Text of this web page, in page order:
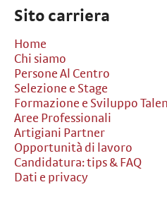
Sito carriera
Home
Chi siamo
Persone Al Centro
Selezione e Stage
Formazione e Sviluppo
Aree Professionali
Artigiani Partner
Opportunità di lavoro
Candidatura: tips & FAQ
Dati e privacy